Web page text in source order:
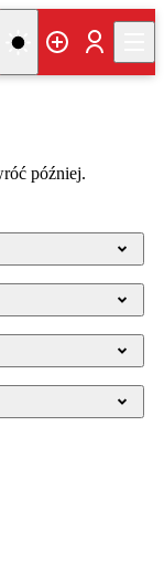
później.